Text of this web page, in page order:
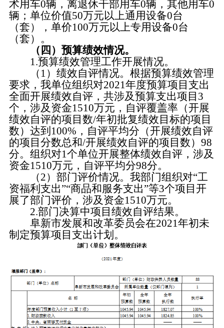
术用车0辆，离退休干部用车0辆，其他用车0
辆；单位价值50万元以上通用设备0台
（套），单价100万元以上专用设备0台
（套）。
（四）预算绩效情况。
1.预算绩效管理工作开展情况。
（1）绩效自评情况。根据预算绩效管理
要求，我单位组织对2021年度预算项目支出
全面开展绩效自评，共涉及预算支出项目3
个，涉及资金1510万元，自评覆盖率（开展
绩效自评的项目数/年初批复绩效目标的项目
数）达到100%，自评平均分（开展绩效自评
的项目分数总和/开展绩效自评的项目数）98
分。组织对1个单位开展整体绩效自评，涉及
资金1510万元，自评平均分98分。
（2）部门评价情况。我部门组织对“工
资福利支出”“商品和服务支出”等3个项目开
展了部门评价，涉及资金1510万元。
2.部门决算中项目绩效自评结果。
阜新市发展和改革委员会在2021年初未
制定预算项目支出计划。